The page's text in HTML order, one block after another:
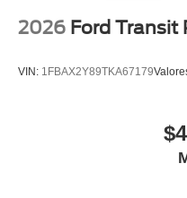
2026 Ford Transit
VIN: 1FBAX2Y89TKA67179